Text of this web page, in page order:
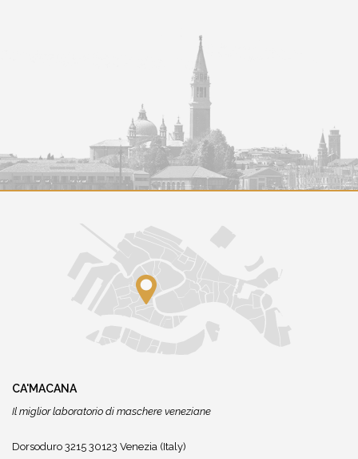
CA'MACANA
Il miglior laboratorio di maschere veneziane
Dorsoduro 3215 30123 Venezia (Italy)